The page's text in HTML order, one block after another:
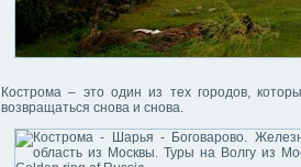
Кострома – это один из тех городов,
возвращаться снова и снова.